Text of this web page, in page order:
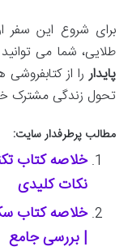
طلایی، شما می
پایداررا از
تحول زندگی مشترک
مطالب پرطرفدار سایت:
خلاصه کتاب
نکات کلیدی
خلاصه کتاب
| بررسی جامع